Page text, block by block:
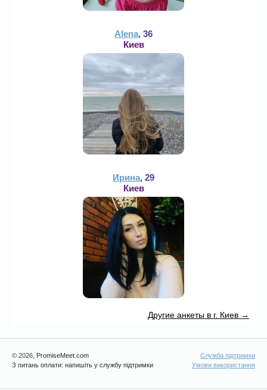
Alena, 36
Киев
Ирина, 29
Киев
Другие анкеты в г. Киев →
Служба підтримки
Умови використання
© 2026 , PromiseMeet.com
З питань оплати: напишіть у службу підтримки